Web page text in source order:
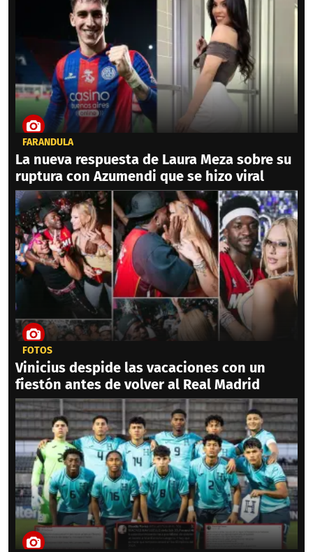
FARÁNDULA
La nueva respuesta de Laura Meza sobre su
ruptura con Azumendi que se hizo viral
FOTOS
Vinicius despide las vacaciones con un
fiestón antes de volver al Real Madrid